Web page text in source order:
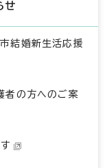
せ
結婚新生活応援
者の方へのご案